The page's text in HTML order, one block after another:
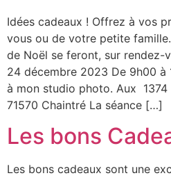
Idées cadeaux ! Offrez à vos
vous ou de votre petite
de Noël se feront, sur rendez-
24 décembre 2023 De 9h00 à
à mon studio photo. Aux 1374
71570 Chaintré La séance […]
Les bons
Les bons cadeaux sont une